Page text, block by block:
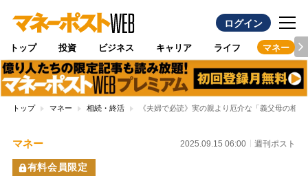
ログイン
トップ 投資 ビジネス キャリア ライフ マネー
トップ マネー 相続・終活 《夫婦で必読》実の親より厄介な「義父母の
マネー 2025.09.15 06:00 週刊ポスト
有料会員限定